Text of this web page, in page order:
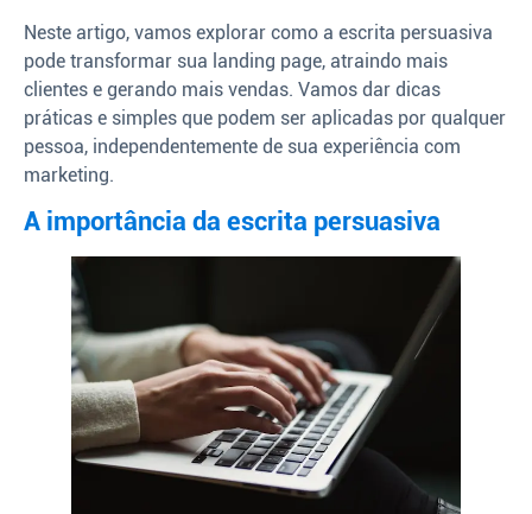
Neste artigo, vamos explorar como a escrita persuasiva
pode transformar sua landing page, atraindo mais
clientes e gerando mais vendas. Vamos dar dicas
práticas e simples que podem ser aplicadas por qualquer
pessoa, independentemente de sua experiência com
marketing.
A importância da escrita persuasiva